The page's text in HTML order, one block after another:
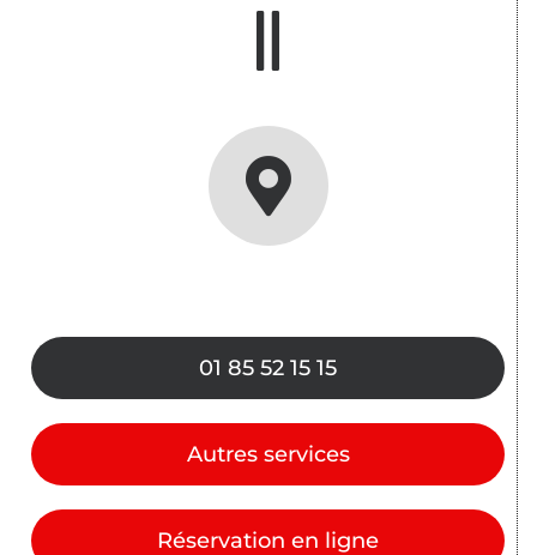
01 85 52 15 15
Autres services
Réservation en ligne